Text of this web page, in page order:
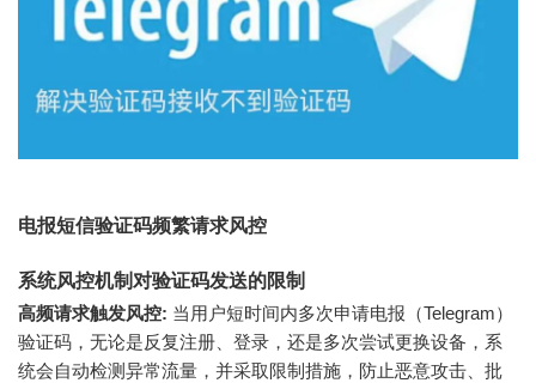
电报短信验证码频繁请求风控
系统风控机制对验证码发送的限制
高频请求触发风控: 当用户短时间内多次申请电报（Telegram）
验证码，无论是反复注册、登录，还是多次尝试更换设备，系
统会自动检测异常流量，并采取限制措施，防止恶意攻击、批